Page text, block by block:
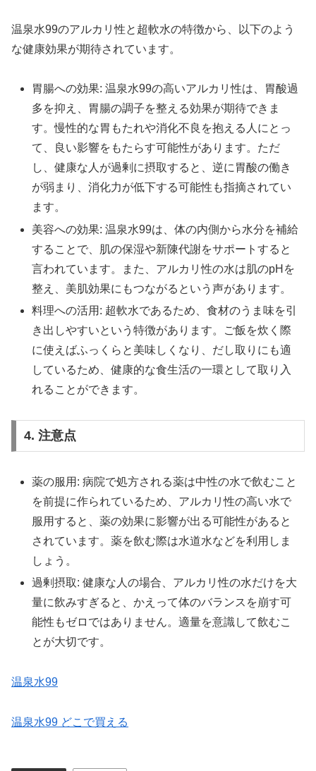
温泉水99のアルカリ性と超軟水の特徴から、以下のよう
な健康効果が期待されています。
胃腸への効果: 温泉水99の高いアルカリ性は、胃酸過
多を抑え、胃腸の調子を整える効果が期待できま
す。慢性的な胃もたれや消化不良を抱える人にとっ
て、良い影響をもたらす可能性があります。ただ
し、健康な人が過剰に摂取すると、逆に胃酸の働き
が弱まり、消化力が低下する可能性も指摘されてい
ます。
美容への効果: 温泉水99は、体の内側から水分を補給
することで、肌の保湿や新陳代謝をサポートすると
言われています。また、アルカリ性の水は肌のpHを
整え、美肌効果にもつながるという声があります。
料理への活用: 超軟水であるため、食材のうま味を引
き出しやすいという特徴があります。ご飯を炊く際
に使えばふっくらと美味しくなり、だし取りにも適
しているため、健康的な食生活の一環として取り入
れることができます。
4. 注意点
薬の服用: 病院で処方される薬は中性の水で飲むこと
を前提に作られているため、アルカリ性の高い水で
服用すると、薬の効果に影響が出る可能性があると
されています。薬を飲む際は水道水などを利用しま
しょう。
過剰摂取: 健康な人の場合、アルカリ性の水だけを大
量に飲みすぎると、かえって体のバランスを崩す可
能性もゼロではありません。適量を意識して飲むこ
とが大切です。
温泉水99
温泉水99 どこで買える